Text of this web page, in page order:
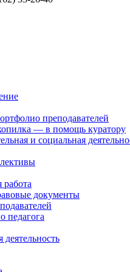
преподавателей
— в помощь куратору
и социальная
работа
документы
педагога